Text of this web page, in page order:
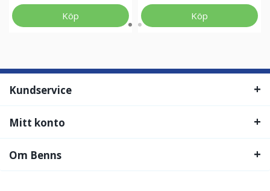
Köp Köp
Kundservice
Mitt konto
Om Benns